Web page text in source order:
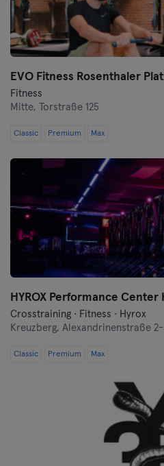
EVO Fitness Rosenthaler
Fitness
Mitte,
Torstraße 125
Classic Premium Max
HYROX Performance
Crosstraining · Fitness · Hyrox
Kreuzberg, Alexandrinenstraße
Classic Premium Max
Wurtzbourg
Zwickau